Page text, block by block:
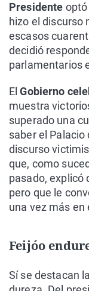
Presidente optó
hizo el discurso
escasos
decidió
parlamentarios
ElGobierno
muestra
superado una
saber el Palacio
discurso
que, como
pasado, explicó
pero que le
una vez más
Feijóo
Sí se destacan